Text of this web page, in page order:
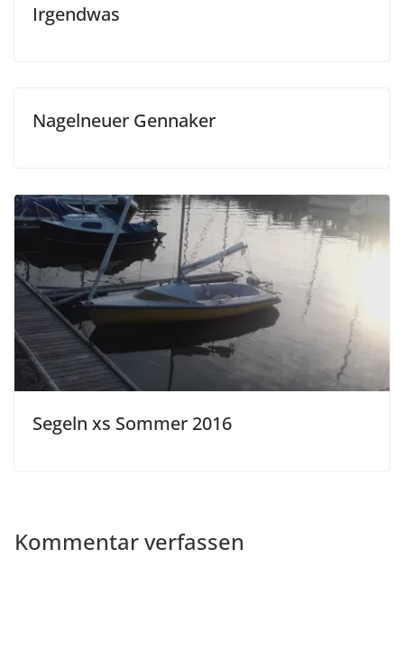
Irgendwas
Nagelneuer Gennaker
Segeln xs Sommer 2016
Kommentar verfassen